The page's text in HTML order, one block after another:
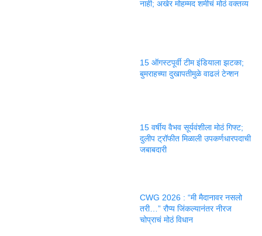
नाही; अखेर मोहम्मद शमीचं मोठं वक्तव्य
15 ऑगस्टपूर्वी टीम इंडियाला झटका;
बुमराहच्या दुखापतीमुळे वाढलं टेन्शन
15 वर्षीय वैभव सूर्यवंशीला मोठं गिफ्ट;
दुलीप ट्रॉफीत मिळाली उपकर्णधारपदाची
जबाबदारी
CWG 2026 : “मी मैदानावर नसलो
तरी…” रौप्य जिंकल्यानंतर नीरज
चोप्राचं मोठं विधान